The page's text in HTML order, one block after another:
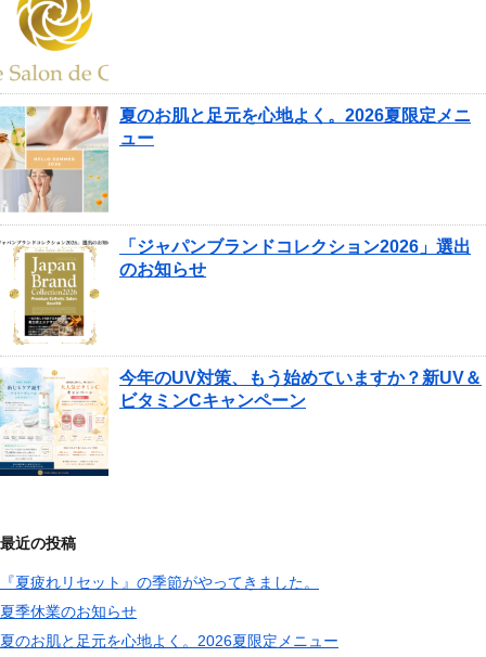
夏のお肌と足元を心地よく。2026夏限定メニ
ュー
「ジャパンブランドコレクション2026」選出
のお知らせ
今年のUV対策、もう始めていますか？新UV＆
ビタミンCキャンペーン
最近の投稿
『夏疲れリセット』の季節がやってきました。
夏季休業のお知らせ
夏のお肌と足元を心地よく。2026夏限定メニュー